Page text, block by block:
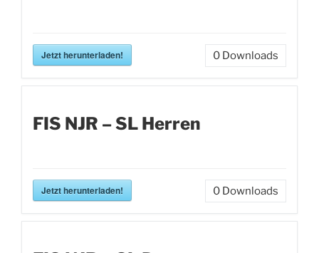
Jetzt herunterladen! 0 Downloads
FIS NJR – SL Herren
Jetzt herunterladen! 0 Downloads